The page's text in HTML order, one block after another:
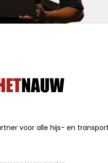
voor alle hijs- en